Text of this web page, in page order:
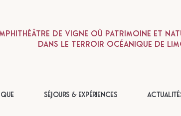
de vigne où patrimoine et
dans le terroir océanique de
Séjours & Expériences